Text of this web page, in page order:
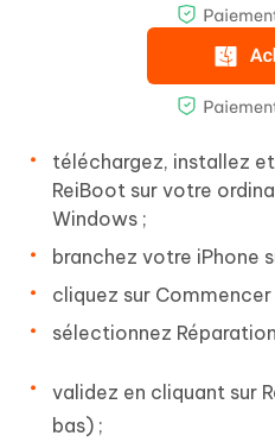
téléchargez, installez
ReiBoot sur votre
Windows ;
branchez votre iPhone
cliquez sur Commencer
sélectionnez
validez en cliquant sur
bas) ;